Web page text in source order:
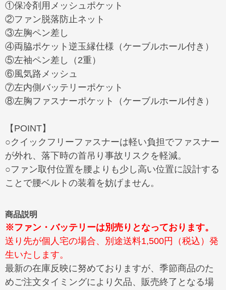
①保冷剤用メッシュポケット
②ファン脱落防止ネット
③左胸ペン差し
④両脇ポケット逆玉縁仕様（ケーブルホール付き）
⑤左袖ペン差し（2重）
⑥風気路メッシュ
⑦左内側バッテリーポケット
⑧左胸ファスナーポケット（ケーブルホール付き）
【POINT】
○クイックフリーファスナーは軽い負担でファスナー
が外れ、落下時の首吊り事故リスクを軽減。
○ファン取付位置を腰よりも少し高い位置に設計する
ことで腰ベルトの装着を妨げません。
商品説明
※ファン・バッテリーは別売りとなっております。
送り先が個人宅の場合、別途送料1,500円（税込）発
生いたします。
最新の在庫反映に努めておりますが、季節商品のた
めご注文タイミングにより欠品、販売終了となる場